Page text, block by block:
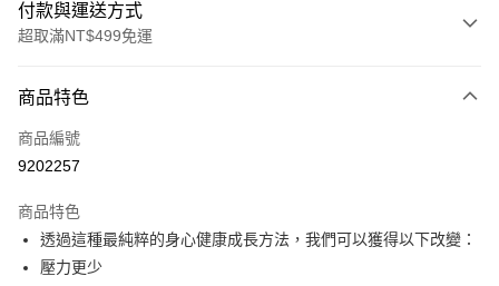
付款與運送方式
超取滿NT$499免運
信用卡一次付款
超商取貨付款
Apple Pay
街口支付
商品特色
商品編號
9202257
商品特色
透過這種最純粹的身心健康成長方法，我們可以獲得以下改變：
壓力更少